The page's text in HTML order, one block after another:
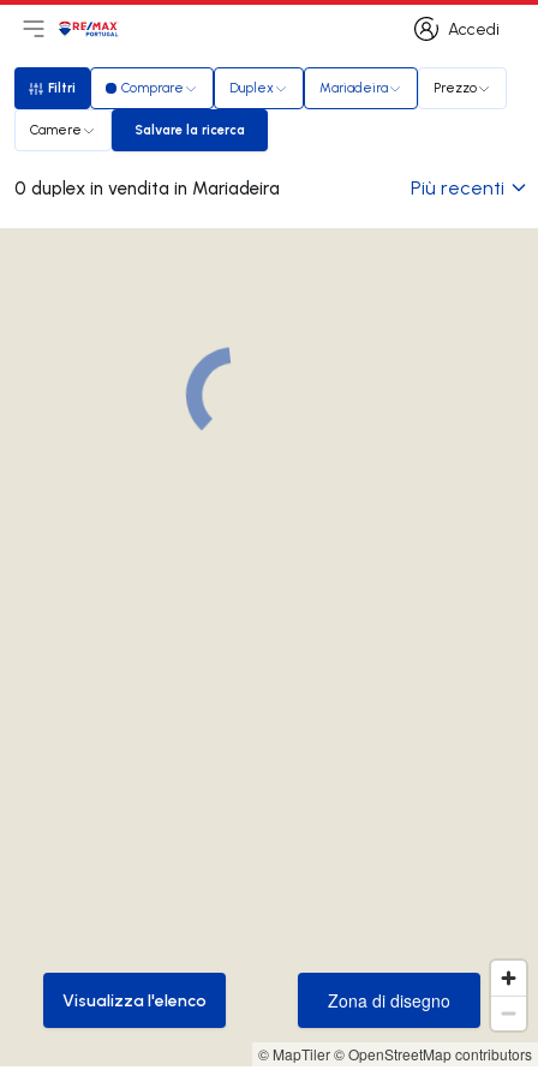
Accedi
Accedi
Apri il menu principale
LogoVai alla homepage
Filtri
Filtri Comprare Duplex Mariadeira Prezzo
Camere Salvare la ricerca
Salvare la ricerca
0 duplex in vendita in Mariadeira Più recenti
© MapTiler© OpenStreetMap contributors
Zona di disegno
Zona di disegno
Visualizza l'elenco
Visualizza l'elenco